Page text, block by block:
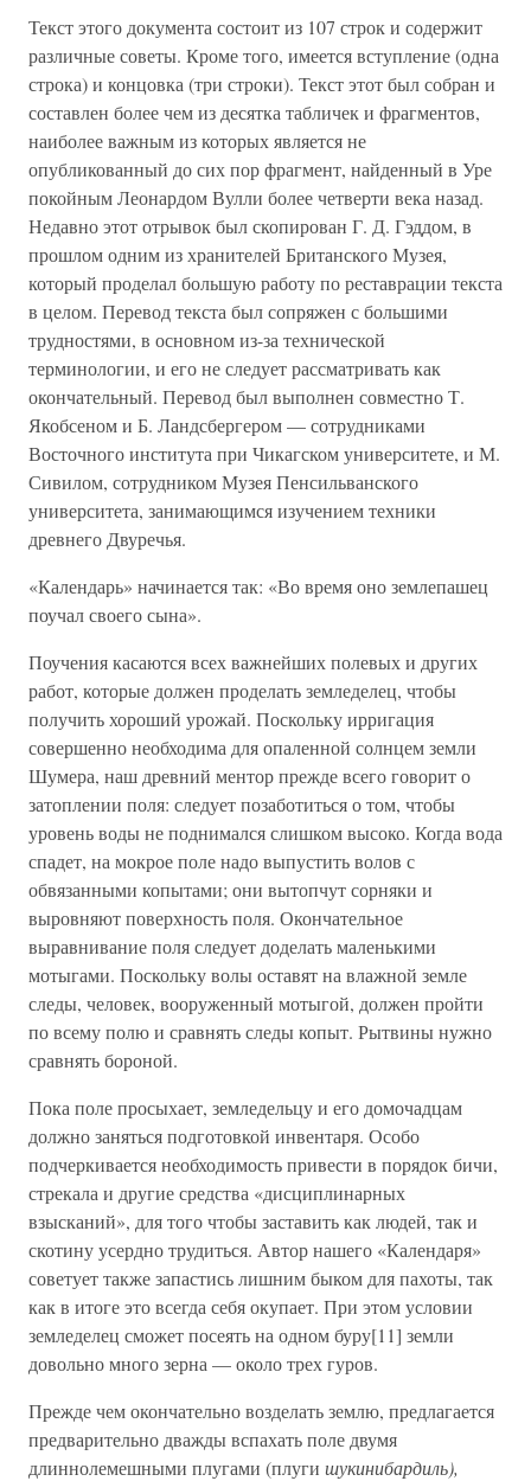
Текст этого документа состоит из 107 строк и содержит
различные советы. Кроме того, имеется вступление (одна
строка) и концовка (три строки). Текст этот был собран и
составлен более чем из десятка табличек и фрагментов,
наиболее важным из которых является не
опубликованный до сих пор фрагмент, найденный в Уре
покойным Леонардом Вулли более четверти века назад.
Недавно этот отрывок был скопирован Г. Д. Гэддом, в
прошлом одним из хранителей Британского Музея,
который проделал большую работу по реставрации текста
в целом. Перевод текста был сопряжен с большими
трудностями, в основном из-за технической
терминологии, и его не следует рассматривать как
окончательный. Перевод был выполнен совместно Т.
Якобсеном и Б. Ландсбергером — сотрудниками
Восточного института при Чикагском университете, и М.
Сивилом, сотрудником Музея Пенсильванского
университета, занимающимся изучением техники
древнего Двуречья.
«Календарь» начинается так: «Во время оно землепашец
поучал своего сына».
Поучения касаются всех важнейших полевых и других
работ, которые должен проделать земледелец, чтобы
получить хороший урожай. Поскольку ирригация
совершенно необходима для опаленной солнцем земли
Шумера, наш древний ментор прежде всего говорит о
затоплении поля: следует позаботиться о том, чтобы
уровень воды не поднимался слишком высоко. Когда вода
спадет, на мокрое поле надо выпустить волов с
обвязанными копытами; они вытопчут сорняки и
выровняют поверхность поля. Окончательное
выравнивание поля следует доделать маленькими
мотыгами. Поскольку волы оставят на влажной земле
следы, человек, вооруженный мотыгой, должен пройти
по всему полю и сравнять следы копыт. Рытвины нужно
сравнять бороной.
Пока поле просыхает, земледельцу и его домочадцам
должно заняться подготовкой инвентаря. Особо
подчеркивается необходимость привести в порядок бичи,
стрекала и другие средства «дисциплинарных
взысканий», для того чтобы заставить как людей, так и
скотину усердно трудиться. Автор нашего «Календаря»
советует также запастись лишним быком для пахоты, так
как в итоге это всегда себя окупает. При этом условии
земледелец сможет посеять на одном буру[11] земли
довольно много зерна — около трех гуров.
Прежде чем окончательно возделать землю, предлагается
предварительно дважды вспахать поле двумя
длиннолемешными плугами (плуги шукинибардиль),